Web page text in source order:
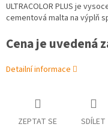
ULTRACOLOR PLUS je
cementová malta na výplň
Cena je uvedená
Detailní informace
ZEPTAT SE SDÍLET